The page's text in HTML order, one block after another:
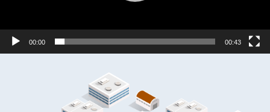
00:00 00:43